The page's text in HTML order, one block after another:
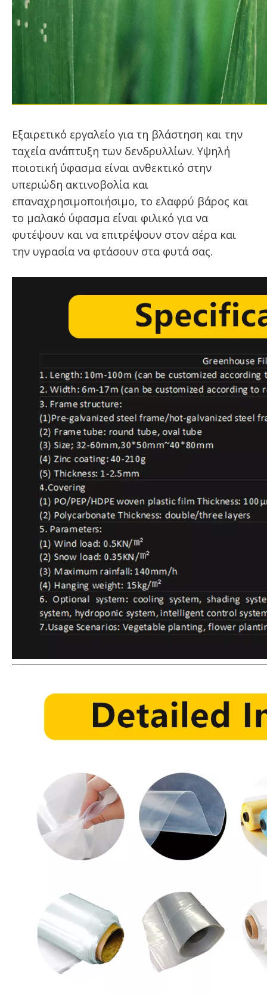
Εξαιρετικό εργαλείο για τη βλάστηση και την
ταχεία ανάπτυξη των δενδρυλλίων. Υψηλή
ποιοτική ύφασμα είναι ανθεκτικό στην
υπεριώδη ακτινοβολία και
επαναχρησιμοποιήσιμο, το ελαφρύ βάρος και
το μαλακό ύφασμα είναι φιλικό για να
φυτέψουν και να επιτρέψουν στον αέρα και
την υγρασία να φτάσουν στα φυτά σας.